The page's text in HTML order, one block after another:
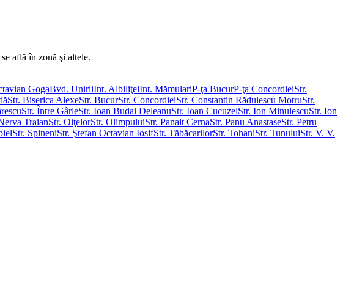
află în zonă şi altele.
GogaBvd. UniriiInt. AlbiliţeiInt. MămulariP-ţa BucurP-ţa ConcordieiStr.
Str. Biserica AlexeStr. BucurStr. ConcordieiStr. Constantin Rădulescu MotruStr.
Str. Între GârleStr. Ioan Budai DeleanuStr. Ioan CucuzelStr. Ion MinulescuStr. Ion
TraianStr. OiţelorStr. OlimpuluiStr. Panait CernaStr. Panu AnastaseStr. Petru
Str. SpineniStr. Ştefan Octavian IosifStr. TăbăcarilorStr. TohaniStr. TunuluiStr. V. V.